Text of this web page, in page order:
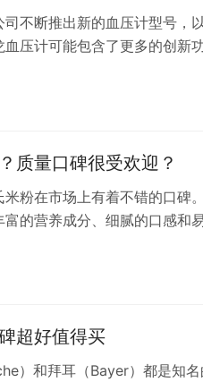
不断推出新的血压计型号，
压计可能包含了更多的创新
龙公司及其授权销售商。 通常
质量口碑很受欢迎？
粉在市场上有着不错的口碑
的营养成分、细腻的口感和
米粉含有牛初乳成分，有助于
超好值得买
）和拜耳（Bayer）都是知